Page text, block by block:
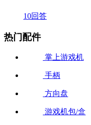
10回答
热门配件
掌上游戏机
手柄
方向盘
游戏机包/盒